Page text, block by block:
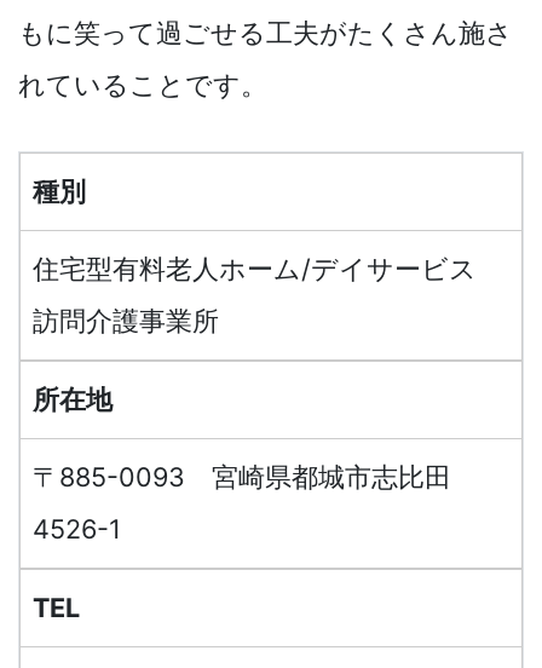
もに笑って過ごせる工夫がたくさん施さ
れていることです。
種別
住宅型有料老人ホーム/デイサービス
訪問介護事業所
所在地
〒885-0093 宮崎県都城市志比田
4526-1
TEL